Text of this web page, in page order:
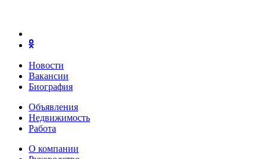
Новости
Вакансии
Биография
Объявления
Недвижимость
Работа
О компании